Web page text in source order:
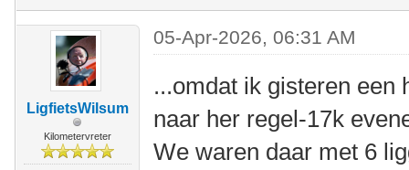
LigfietsWilsum
Kilometervreter
05-Apr-2026, 06:31 AM
...omdat ik gisteren een
naar her regel-17k
We waren daar met 6